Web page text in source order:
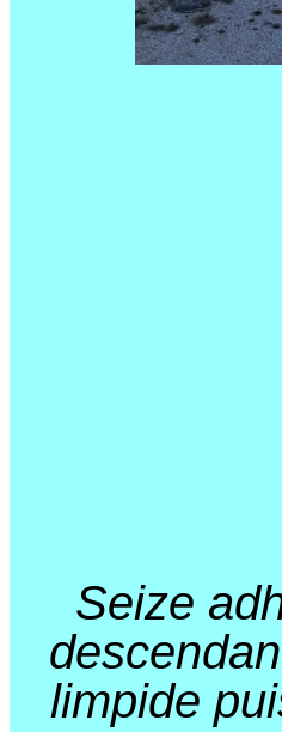
Seize
limpide